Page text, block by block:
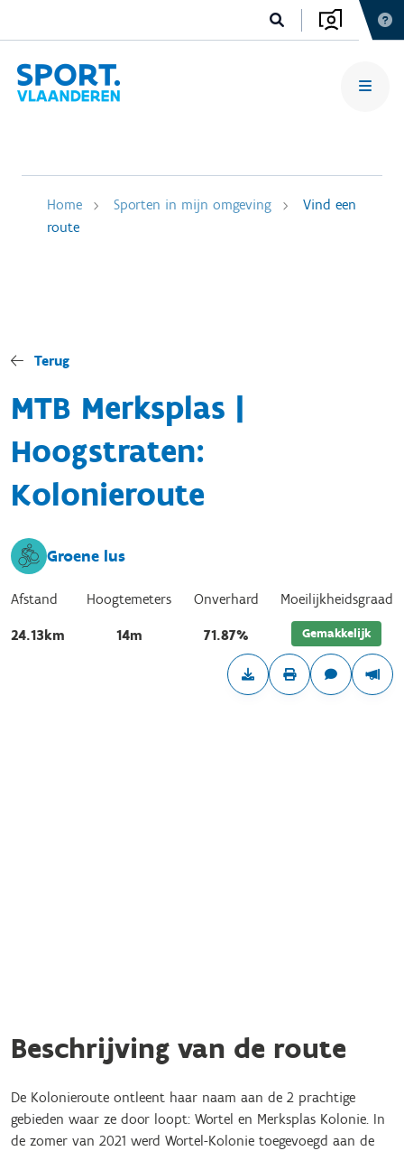
Home Sporten in mijn omgeving
Vind een
route
Terug
MTB Merksplas |
Hoogstraten:
Kolonieroute
Groene lus
Afstand
24.13km
Hoogtemeters
14m
Onverhard
71.87%
Moeilijkheidsgraad
Gemakkelijk
Beschrijving van de route
De Kolonieroute ontleent haar naam aan de 2 prachtige
gebieden waar ze door loopt: Wortel en Merksplas Kolonie. In
de zomer van 2021 werd Wortel-Kolonie toegevoegd aan de